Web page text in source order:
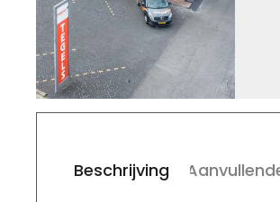
Beschrijving